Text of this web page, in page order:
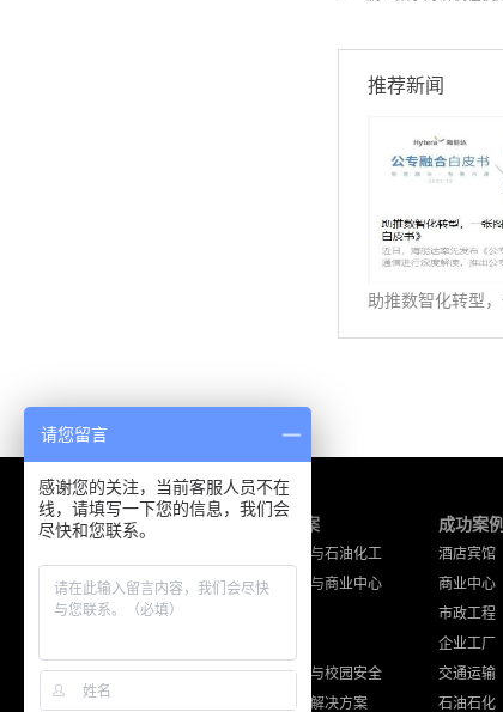
推荐新闻
产品中心
摩托罗拉产品
通讯工程设备
解决方案
工厂企业与石油化工
酒店宾馆与商业中心
住宅小区与校园安全
其他应用解决方案
成功案例
酒店宾馆
商业中心
市政工程
企业工厂
交通运输
石油石化
请您留言
感谢您的关注，当前客服人员不在
线，请填写一下您的信息，我们会
尽快和您联系。